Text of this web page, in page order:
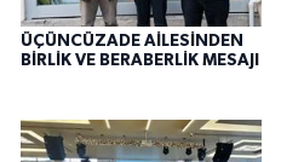
ÜÇÜNCÜZADE AİLESİNDEN
BİRLİK VE BERABERLİK MESAJI